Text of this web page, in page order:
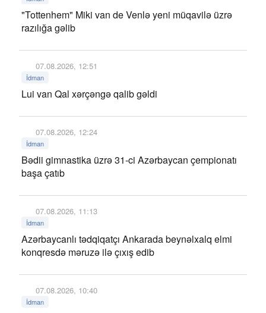
"Tottenhem" Miki van de Venlə yeni müqavilə üzrə
razılığa gəlib
07.08.2026, 12:51
İdman
Lui van Qal xərçəngə qalib gəldi
07.08.2026, 12:24
İdman
Bədii gimnastika üzrə 31-ci Azərbaycan çempionatı
başa çatıb
07.08.2026, 11:13
İdman
Azərbaycanlı tədqiqatçı Ankarada beynəlxalq elmi
konqresdə məruzə ilə çıxış edib
07.08.2026, 10:40
İdman